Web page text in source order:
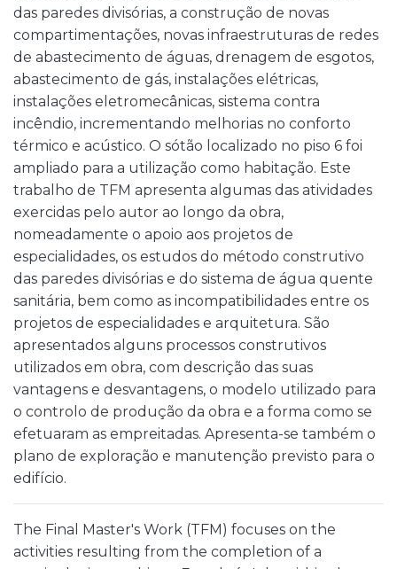
das paredes divisórias, a construção de novas
compartimentações, novas infraestruturas de redes
de abastecimento de águas, drenagem de esgotos,
abastecimento de gás, instalações elétricas,
instalações eletromecânicas, sistema contra
incêndio, incrementando melhorias no conforto
térmico e acústico. O sótão localizado no piso 6 foi
ampliado para a utilização como habitação. Este
trabalho de TFM apresenta algumas das atividades
exercidas pelo autor ao longo da obra,
nomeadamente o apoio aos projetos de
especialidades, os estudos do método construtivo
das paredes divisórias e do sistema de água quente
sanitária, bem como as incompatibilidades entre os
projetos de especialidades e arquitetura. São
apresentados alguns processos construtivos
utilizados em obra, com descrição das suas
vantagens e desvantagens, o modelo utilizado para
o controlo de produção da obra e a forma como se
efetuaram as empreitadas. Apresenta-se também o
plano de exploração e manutenção previsto para o
edifício.
The Final Master's Work (TFM) focuses on the
activities resulting from the completion of a